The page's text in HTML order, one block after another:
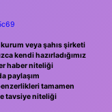
veya şahıs şirketi
kendi hazırladığımız
haber niteliği
paylaşım
tamamen
tavsiye niteliği